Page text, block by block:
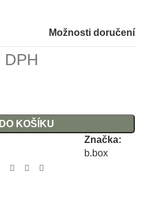
Možnosti doručení
DPH
KOŠÍKU
Značka:
b.box